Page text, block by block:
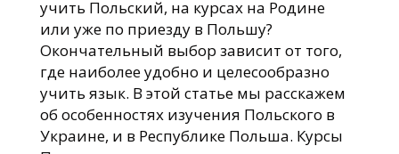
учить Польский, на курсах на Родине
или уже по приезду в Польшу?
Окончательный выбор зависит от того,
где наиболее удобно и целесообразно
учить язык. В этой статье мы расскажем
об особенностях изучения Польского в
Украине, и в Республике Польша. Курсы